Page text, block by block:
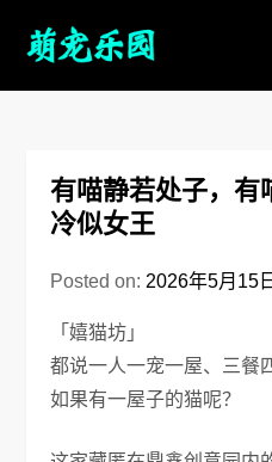
有喵静若处子，有
冷似女王
Posted on: 2026年5月15日
「嬉猫坊」
都说一人一宠一屋、三餐
如果有一屋子的猫呢？